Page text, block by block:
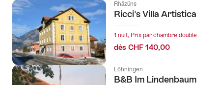
Rhäzüns
Ricci's Villa Artistica
1 nuit, Prix par chambre double
dès CHF 140,00
Löhningen
B&B Im Lindenbaum